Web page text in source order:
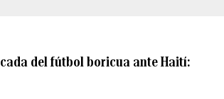
del fútbol boricua ante Haití: